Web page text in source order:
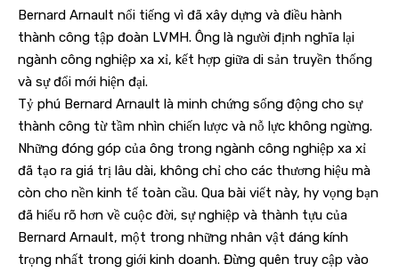
Bernard Arnault nổi tiếng vì đã xây dựng và điều hành
thành công tập đoàn LVMH. Ông là người định nghĩa lại
ngành công nghiệp xa xỉ, kết hợp giữa di sản truyền thống
và sự đổi mới hiện đại.
Tỷ phú Bernard Arnault là minh chứng sống động cho sự
thành công từ tầm nhìn chiến lược và nỗ lực không ngừng.
Những đóng góp của ông trong ngành công nghiệp xa xỉ
đã tạo ra giá trị lâu dài, không chỉ cho các thương hiệu mà
còn cho nền kinh tế toàn cầu. Qua bài viết này, hy vọng bạn
đã hiểu rõ hơn về cuộc đời, sự nghiệp và thành tựu của
Bernard Arnault, một trong những nhân vật đáng kính
trọng nhất trong giới kinh doanh. Đừng quên truy cập vào